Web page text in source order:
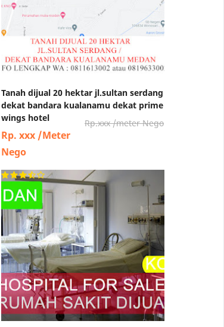
Tanah dijual 20 hektar jl.sultan serdang
dekat bandara kualanamu dekat prime
wings hotel
Rp.xxx /meter Nego
Rp. xxx /Meter
Nego